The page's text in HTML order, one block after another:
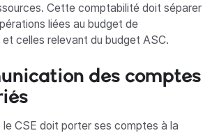
Cette comptabilité doit séparer
liées au budget de
celles relevant du budget ASC.
des comptes
CSE doit porter ses comptes à la